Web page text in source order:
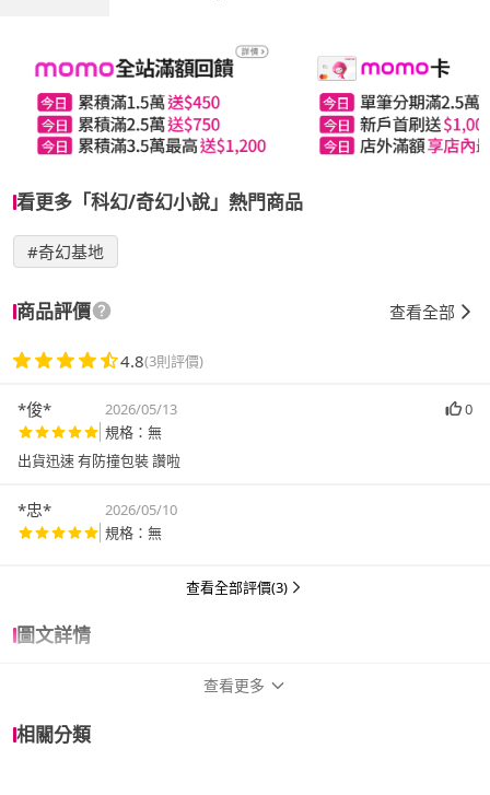
看更多「科幻/奇幻小說」熱門商品
#奇幻基地
商品評價 查看全部
4.8(3則評價)
*俊* 2026/05/13
0
規格：無
出貨迅速 有防撞包裝 讚啦
*忠*
2026/05/10
規格：無
查看全部評價(3)
圖文詳情
查看更多
相關分類